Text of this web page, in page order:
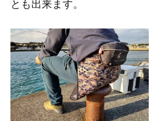
とも出来ます。